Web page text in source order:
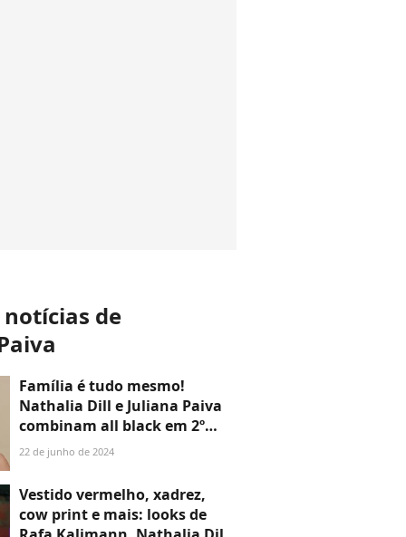
de
Família é tudo mesmo!
Nathalia Dill e Juliana Paiva
combinam all black em 2º
encontro dos atores da
22 de junho de 2024
Vestido vermelho, xadrez,
cow print e mais: looks de